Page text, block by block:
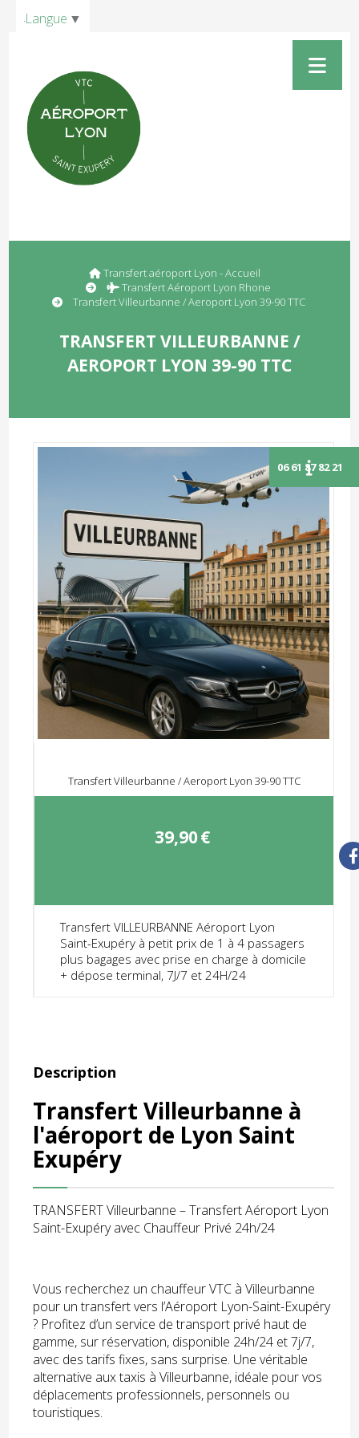
Transfert aéroport Lyon - Accueil
Transfert Aéroport Lyon Rhone
Transfert Villeurbanne / Aeroport Lyon 39-90 TTC
TRANSFERT VILLEURBANNE /
AEROPORT LYON 39-90 TTC
Transfert Villeurbanne / Aeroport Lyon 39-90 TTC
39,90€
Transfert VILLEURBANNE Aéroport Lyon
Saint-Exupéry à petit prix de 1 à 4 passagers
plus bagages avec prise en charge à domicile
+ dépose terminal, 7J/7 et 24H/24
Description
Transfert Villeurbanne à
l'aéroport de Lyon Saint
Exupéry
TRANSFERT Villeurbanne – Transfert Aéroport Lyon
Saint-Exupéry avec Chauffeur Privé 24h/24
Vous recherchez un chauffeur VTC à Villeurbanne
pour un transfert vers l’Aéroport Lyon-Saint-Exupéry
? Profitez d’un service de transport privé haut de
gamme, sur réservation, disponible 24h/24 et 7j/7,
avec des tarifs fixes, sans surprise. Une véritable
alternative aux taxis à Villeurbanne, idéale pour vos
déplacements professionnels, personnels ou
touristiques.
Langue ▼